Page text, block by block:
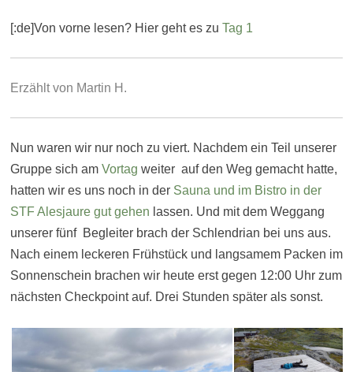
[:de]Von vorne lesen? Hier geht es zu Tag 1
Erzählt von Martin H.
Nun waren wir nur noch zu viert. Nachdem ein Teil unserer
Gruppe sich amVortag weiter auf den Weg gemacht hatte,
hatten wir es uns noch in der Sauna und im Bistro in der
STF Alesjaure gut gehen lassen. Und mit dem Weggang
unserer fünf Begleiter brach der Schlendrian bei uns aus.
Nach einem leckeren Frühstück und langsamem Packen im
Sonnenschein brachen wir heute erst gegen 12:00 Uhr zum
nächsten Checkpoint auf. Drei Stunden später als sonst.